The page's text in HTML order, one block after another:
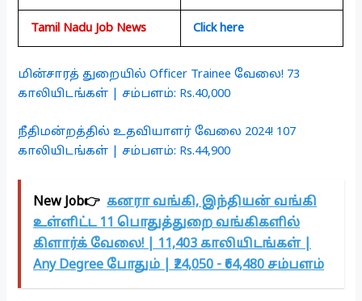
Tamil Nadu Job News Click here
மின்சாரத் துறையில் Officer Trainee வேலை! 73
காலியிடங்கள் | சம்பளம்: Rs.40,000
நீதிமன்றத்தில் உதவியாளர் வேலை 2024! 107
காலியிடங்கள் | சம்பளம்: Rs.44,900
New Job👉 கனரா வங்கி, இந்தியன் வங்கி
உள்ளிட்ட 11 பொதுத்துறை வங்கிகளில்
கிளார்க் வேலை! | 11,403 காலியிடங்கள் |
Any Degree போதும் | ₹24,050 - ₹64,480 சம்பளம்